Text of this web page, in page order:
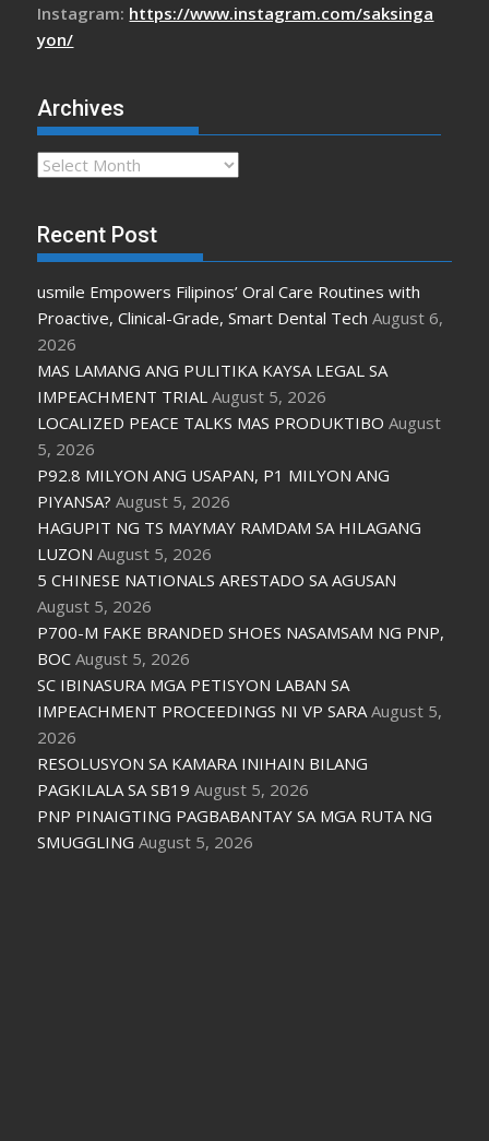
Instagram: https://www.instagram.com/saksinga
yon/
Archives
Archives
Recent Post
usmile Empowers Filipinos’ Oral Care Routines with
Proactive, Clinical-Grade, Smart Dental Tech August 6,
2026
MAS LAMANG ANG PULITIKA KAYSA LEGAL SA
IMPEACHMENT TRIAL August 5, 2026
LOCALIZED PEACE TALKS MAS PRODUKTIBO August
5, 2026
P92.8 MILYON ANG USAPAN, P1 MILYON ANG
PIYANSA? August 5, 2026
HAGUPIT NG TS MAYMAY RAMDAM SA HILAGANG
LUZON August 5, 2026
5 CHINESE NATIONALS ARESTADO SA AGUSAN
August 5, 2026
P700-M FAKE BRANDED SHOES NASAMSAM NG PNP,
BOC August 5, 2026
SC IBINASURA MGA PETISYON LABAN SA
IMPEACHMENT PROCEEDINGS NI VP SARA August 5,
2026
RESOLUSYON SA KAMARA INIHAIN BILANG
PAGKILALA SA SB19 August 5, 2026
PNP PINAIGTING PAGBABANTAY SA MGA RUTA NG
SMUGGLING August 5, 2026